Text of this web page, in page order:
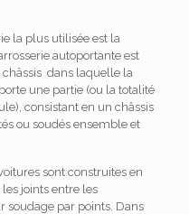
la plus utilisée est la
autoportante est
dans laquelle la
une partie (ou la totalité
consistant en un châssis
ou soudés ensemble et
sont construites en
joints entre les
soudage par points. Dans